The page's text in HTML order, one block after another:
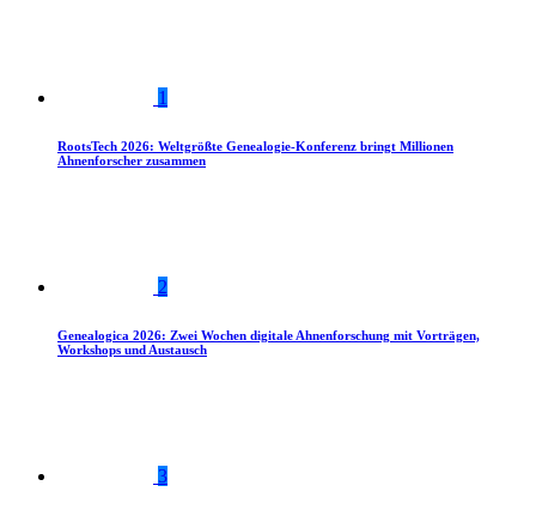
1
RootsTech 2026: Weltgrößte Genealogie-Konferenz bringt Millionen
Ahnenforscher zusammen
2
Genealogica 2026: Zwei Wochen digitale Ahnenforschung mit Vorträgen,
Workshops und Austausch
3